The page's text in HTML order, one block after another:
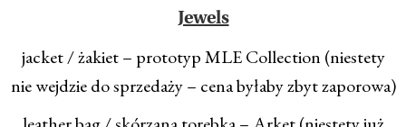
Jewels
jacket / żakiet – prototyp MLE Collection (niestety
nie wejdzie do sprzedaży – cena byłaby zbyt zaporowa)